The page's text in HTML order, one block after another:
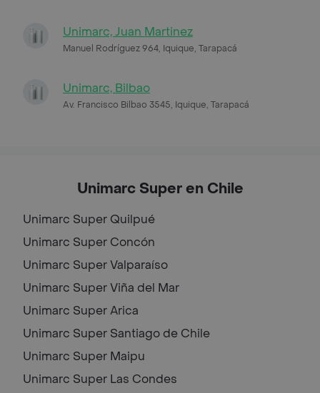
Unimarc, Juan Martinez
Manuel Rodríguez 964, Iquique, Tarapacá
Unimarc, Bilbao
Av. Francisco Bilbao 3545, Iquique, Tarapacá
Unimarc Super en Chile
Unimarc Super Quilpué
Unimarc Super Concón
Unimarc SuperValparaíso
Unimarc SuperViña del Mar
Unimarc SuperArica
Unimarc Super Santiago de Chile
Unimarc Super Maipu
Unimarc Super Las Condes